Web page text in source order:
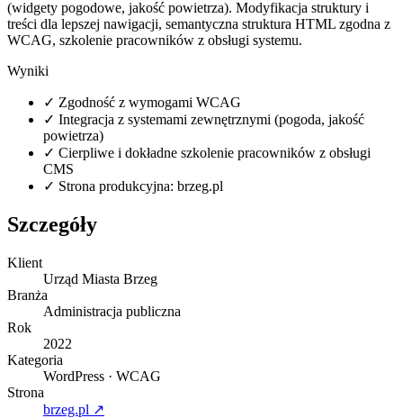
(widgety pogodowe, jakość powietrza). Modyfikacja struktury i
treści dla lepszej nawigacji, semantyczna struktura HTML zgodna z
WCAG, szkolenie pracowników z obsługi systemu.
Wyniki
✓ Zgodność z wymogami WCAG
✓ Integracja z systemami zewnętrznymi (pogoda, jakość
powietrza)
✓ Cierpliwe i dokładne szkolenie pracowników z obsługi
CMS
✓ Strona produkcyjna: brzeg.pl
Szczegóły
Klient
Urząd Miasta Brzeg
Branża
Administracja publiczna
Rok
2022
Kategoria
WordPress · WCAG
Strona
brzeg.pl ↗